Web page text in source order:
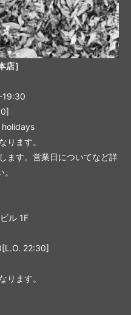
］
19:30
holidays
ります。
ます。営業日についてなど詳
ル 1F
[L.O. 22:30]
ります。